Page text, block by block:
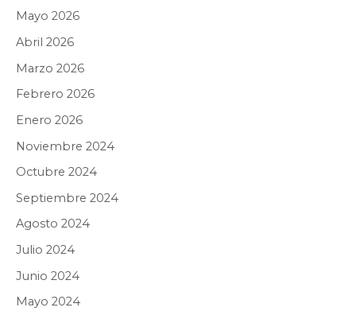
Mayo 2026
Abril 2026
Marzo 2026
Febrero 2026
Enero 2026
Noviembre 2024
Octubre 2024
Septiembre 2024
Agosto 2024
Julio 2024
Junio 2024
Mayo 2024